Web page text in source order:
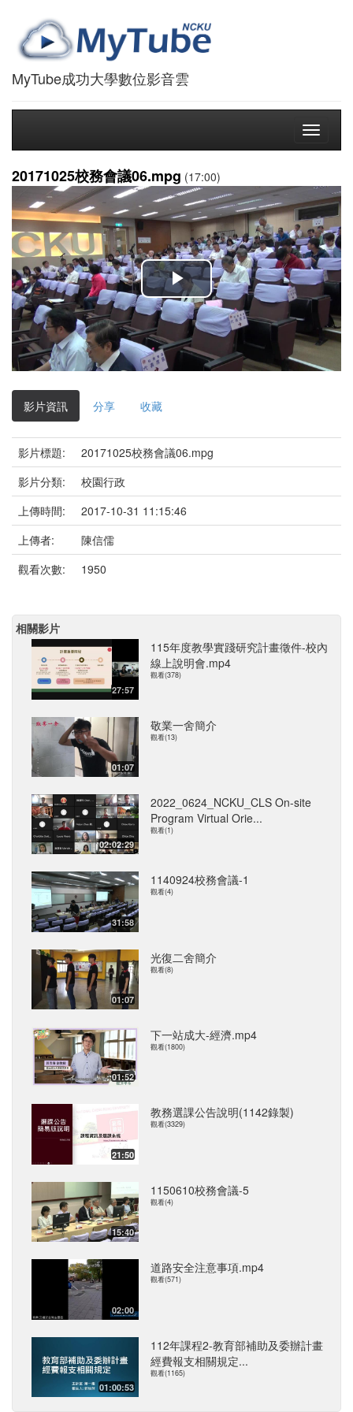
MyTube成功大學數位影音雲
Toggle
20171025校務會議06.mpg (17:00)
播
放
影
影片資訊 分享 收藏
影片標題:
20171025校務會議06.mpg
影片分類:
校園行政
上傳時間:
2017-10-31 11:15:46
上傳者:
陳信儒
觀看次數:
1950
相關影片
27:57
115年度教學實踐研究計畫徵件-校內
線上說明會.mp4
觀看(378)
01:07
敬業一舍簡介
觀看(13)
02:02:29
2022_0624_NCKU_CLS On-site
Program Virtual Orie...
觀看(1)
31:58
1140924校務會議-1
觀看(4)
01:07
光復二舍簡介
觀看(8)
01:52
下一站成大-經濟.mp4
觀看(1800)
21:50
教務選課公告說明(1142錄製)
觀看(3329)
15:40
1150610校務會議-5
觀看(4)
02:00
道路安全注意事項.mp4
觀看(571)
01:00:53
112年課程2-教育部補助及委辦計畫
經費報支相關規定...
觀看(1165)